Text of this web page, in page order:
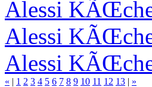
Alessi
Alessi
Alessi
« | 1 2 3 4 5 6 7 8 9 10 11 12 13 | »